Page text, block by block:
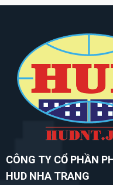
CÔNG TY CỔ PHẦN
HUD NHA TRANG